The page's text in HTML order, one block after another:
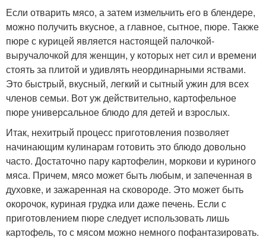
Если отварить мясо, а затем измельчить его в блендере,
можно получить вкусное, а главное, сытное, пюре. Также
пюре с курицей является настоящей палочкой-
выручалочкой для женщин, у которых нет сил и времени
стоять за плитой и удивлять неординарными яствами.
Это быстрый, вкусный, легкий и сытный ужин для всех
членов семьи. Вот уж действительно, картофельное
пюре универсальное блюдо для детей и взрослых.
Итак, нехитрый процесс приготовления позволяет
начинающим кулинарам готовить это блюдо довольно
часто. Достаточно пару картофелин, моркови и куриного
мяса. Причем, мясо может быть любым, и запеченная в
духовке, и зажаренная на сковороде. Это может быть
окорочок, куриная грудка или даже печень. Если с
приготовлением пюре следует использовать лишь
картофель, то с мясом можно немного пофантазировать.